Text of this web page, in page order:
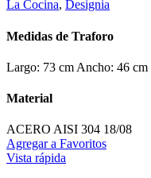
La Cocina, Designia
Medidas de Traforo
Largo: 73 cm Ancho: 46
Material
ACERO AISI 304 18/08
Agregar a Favoritos
Vista rápida